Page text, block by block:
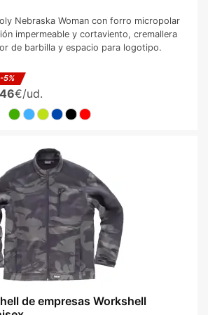
Nebraska Woman con forro micropolar
impermeable y cortaviento, cremallera
de barbilla y espacio para logotipo.
-5%
€/ud.
de empresas Workshell